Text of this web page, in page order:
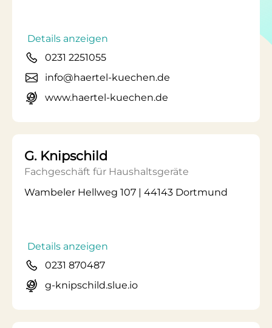
Details anzeigen
0231 2251055
info@haertel-kuechen.de
www.haertel-kuechen.de
G. Knipschild
Fachgeschäft für Haushaltsgeräte
Wambeler Hellweg 107 | 44143 Dortmund
Details anzeigen
0231 870487
g-knipschild.slue.io